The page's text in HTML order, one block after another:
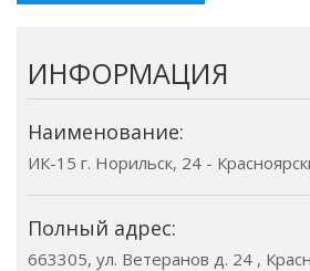
ИНФОРМАЦИЯ
Наименование:
ИК-15 г. Норильск, 24 -
Полный адрес:
663305, ул. Ветеранов д. 24 ,